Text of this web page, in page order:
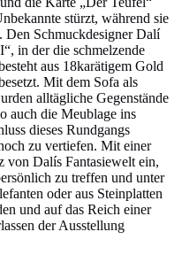
stürzt, während sie
Den Schmuckdesigner Dalí
in der die schmelzende
aus 18karätigem Gold
Mit dem Sofa als
alltägliche Gegenstände
auch die Meublage ins
dieses Rundgangs
zu vertiefen. Mit einer
Dalís Fantasiewelt ein,
zu treffen und unter
oder aus Steinplatten
und auf das Reich einer
der Ausstellung